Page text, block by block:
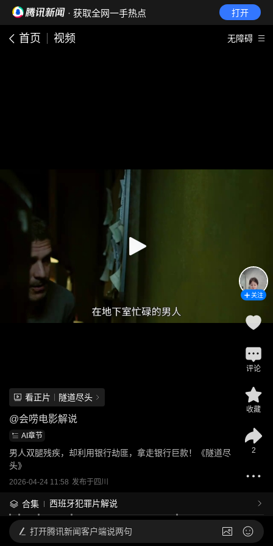
· 获取全网一手热点 打开
首页 视频 无障碍
看正片 隧道尽头
@会唠电影解说
AI章节
男人双腿残疾，却利用银行劫匪，拿走银行巨款！《隧道尽
头》
2026-04-24 11:58 发布于四川
合集 西班牙犯罪片解说
关注
评论
收藏
2
打开腾讯新闻客户端说两句